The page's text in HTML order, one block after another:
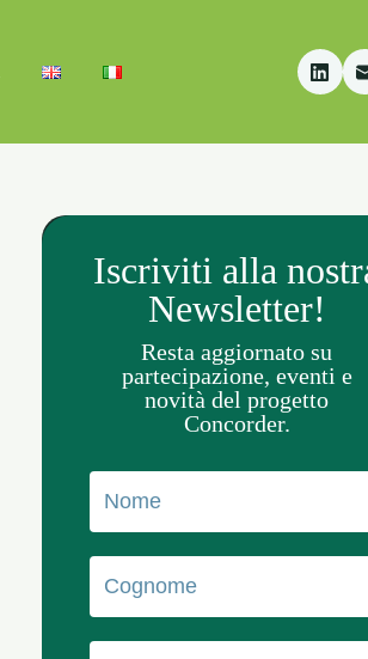
Iscriviti alla
Newsletter!
Resta aggiornato su
partecipazione, eventi e
novità del progetto
Concorder.